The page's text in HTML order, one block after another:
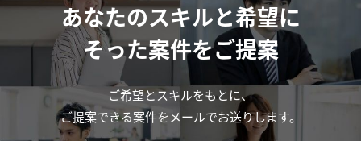
あなたのスキルと希望に
そった案件をご提案
ご希望とスキルをもとに、
ご提案できる案件をメールでお送りします。